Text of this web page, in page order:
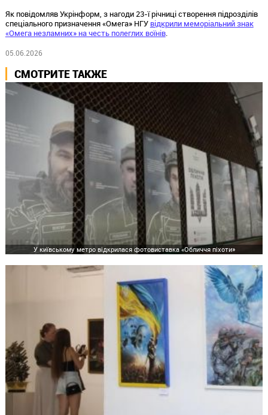
Як повідомляв Укрінформ, з нагоди 23-ї річниці створення підрозділів
спеціального призначення «Омега» НГУ відкрили меморіальний знак
«Омега незламних» на честь полеглих воїнів.
05.06.2026
СМОТРИТЕ ТАКЖЕ
У київському метро відкрилася фотовиставка «Обличчя піхоти»